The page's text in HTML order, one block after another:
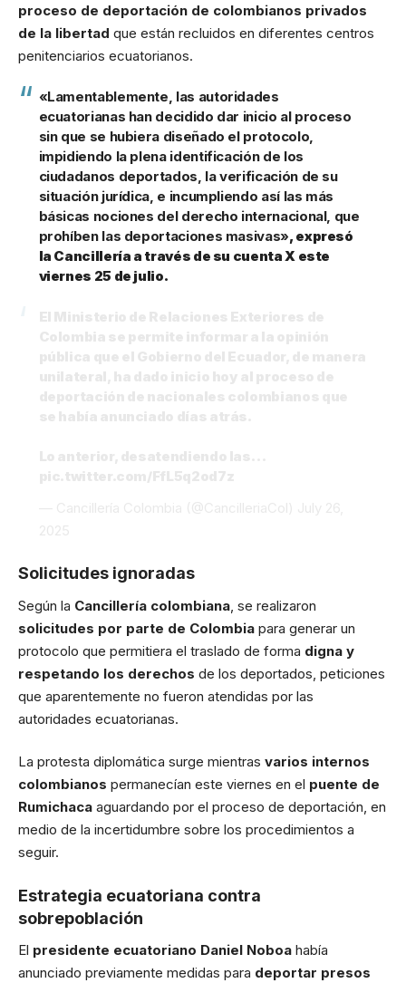
proceso de deportación de colombianos privados
de la libertad que están recluidos en diferentes centros
penitenciarios ecuatorianos.
«Lamentablemente, las autoridades
ecuatorianas han decidido dar inicio al proceso
sin que se hubiera diseñado el protocolo,
impidiendo la plena identificación de los
ciudadanos deportados, la verificación de su
situación jurídica, e incumpliendo así las más
básicas nociones del derecho internacional, que
prohíben las deportaciones masivas», expresó
la Cancillería a través de su cuenta X este
viernes 25 de julio.
Solicitudes ignoradas
Según la Cancillería colombiana , se realizaron
solicitudes por parte de Colombia para generar un
protocolo que permitiera el traslado de forma digna y
respetando los derechos de los deportados, peticiones
que aparentemente no fueron atendidas por las
autoridades ecuatorianas.
La protesta diplomática surge mientras varios internos
colombianos permanecían este viernes en el puente de
Rumichaca aguardando por el proceso de deportación, en
medio de la incertidumbre sobre los procedimientos a
seguir.
Estrategia ecuatoriana contra
sobrepoblación
El presidente ecuatoriano Daniel Noboa había
anunciado previamente medidas para deportar presos